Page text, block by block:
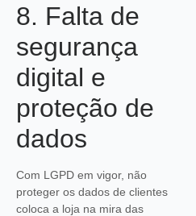
8. Falta de
segurança
digital e
proteção de
dados
Com LGPD em vigor, não
proteger os dados de clientes
coloca a loja na mira das